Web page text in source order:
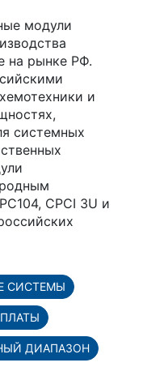
модули
на рынке РФ.
и
системных
CPCI 3U и
СИСТЕМЫ
ДИАПАЗОН